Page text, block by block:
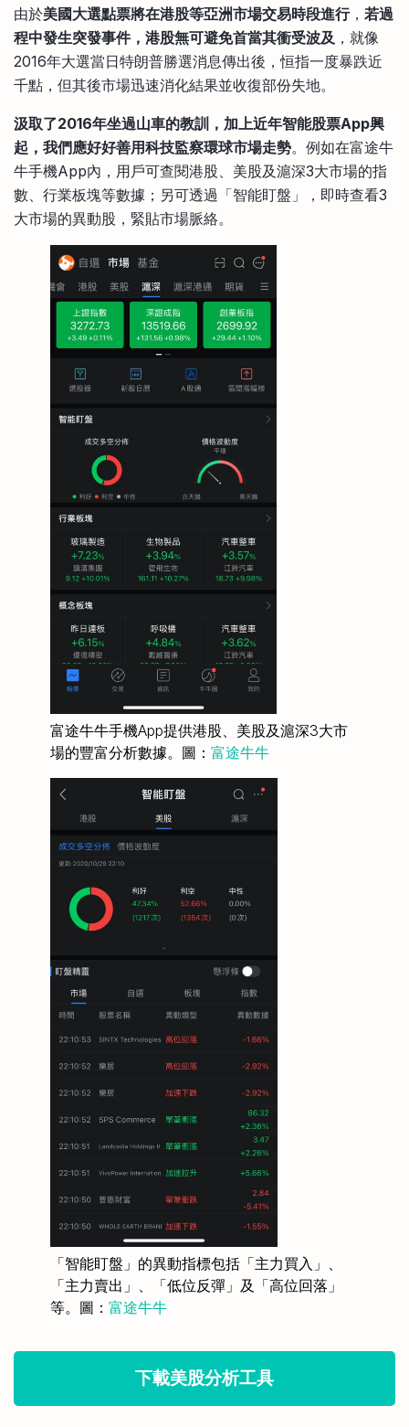
由於美國大選點票將在港股等亞洲市場交易時段進行， 若過
程中發生突發事件，港股無可避免首當其衝受波及 ，就像
2016年大選當日特朗普勝選消息傳出後，恒指一度暴跌近
千點，但其後市場迅速消化結果並收復部份失地。
汲取了2016年坐過山車的教訓，加上近年智能股票App興
起，我們應好好善用科技監察環球市場走勢。例如在富途牛
牛手機App內，用戶可查閱港股、美股及滬深3大市場的指
數、行業板塊等數據；另可透過「智能盯盤」，即時查看3
大市場的異動股，緊貼市場脈絡。
富途牛牛手機App提供港股、美股及滬深3大市
場的豐富分析數據。圖： 富途牛牛
「智能盯盤」的異動指標包括「主力買入」、
「主力賣出」、「低位反彈」及「高位回落」
等。圖： 富途牛牛
下載美股分析工具